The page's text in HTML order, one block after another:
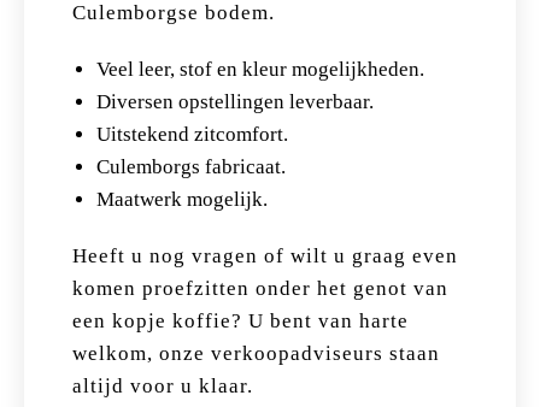
Culemborgse bodem.
Veel leer, stof en kleur mogelijkheden.
Diversen opstellingen leverbaar.
Uitstekend zitcomfort.
Culemborgs fabricaat.
Maatwerk mogelijk.
Heeft u nog vragen of wilt u graag even
komen proefzitten onder het genot van
een kopje koffie? U bent van harte
welkom, onze verkoopadviseurs staan
altijd voor u klaar.